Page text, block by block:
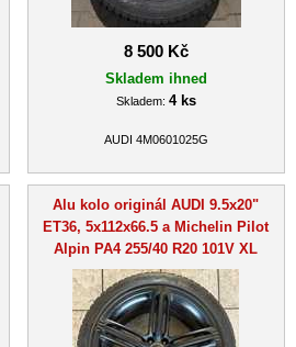
8 500 Kč
Skladem ihned
Skladem: 4 ks
AUDI 4M0601025G
Alu kolo originál AUDI 9.5x20"
ET36, 5x112x66.5 a Michelin Pilot
Alpin PA4 255/40 R20 101V XL